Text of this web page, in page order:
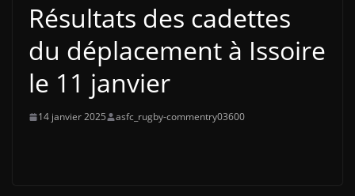
Résultats des cadettes
du déplacement à Issoire
le 11 janvier
14 janvier 2025 asfc_rugby-commentry03600